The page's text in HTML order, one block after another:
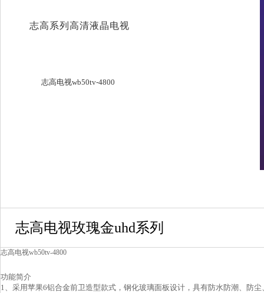
志高系列高清液晶电视
志高电视wb50tv-4800
志高电视玫瑰金uhd系列
志高电视wb50tv-4800
功能简介
1、采用苹果6铝合金前卫造型款式，钢化玻璃面板设计，具有防水防潮、防